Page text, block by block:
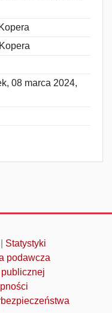
08 marca 2024,
Statystyki
podawcza